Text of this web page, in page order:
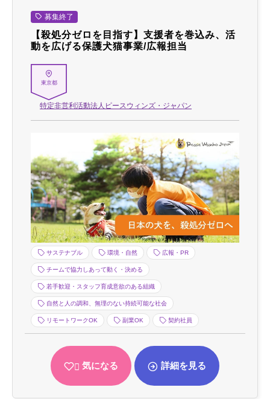
募集終了
【殺処分ゼロを目指す】支援者を巻込み、活
動を広げる保護犬猫事業/広報担当
東京都
特定非営利活動法人ピースウィンズ・ジャパン
サステナブル 環境・自然 広報・PR
チームで協力しあって動く・決める
若手歓迎・スタッフ育成意欲のある組織
自然と人の調和、無理のない持続可能な社会
リモートワークOK 副業OK 契約社員
気になる 詳細を見る